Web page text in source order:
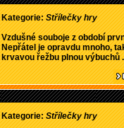
Kategorie:Střílečky hry
Vzdušné souboje z období
Nepřátel je opravdu mnoho,
krvavou řežbu plnou výbuchů
Kategorie:Střílečky hry